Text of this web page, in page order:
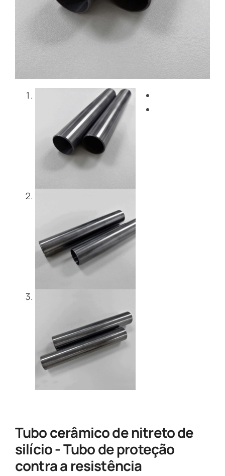
Entre em contacto
Tubo cerâmico de nitreto de
silício - Tubo de proteção
contra a resistência